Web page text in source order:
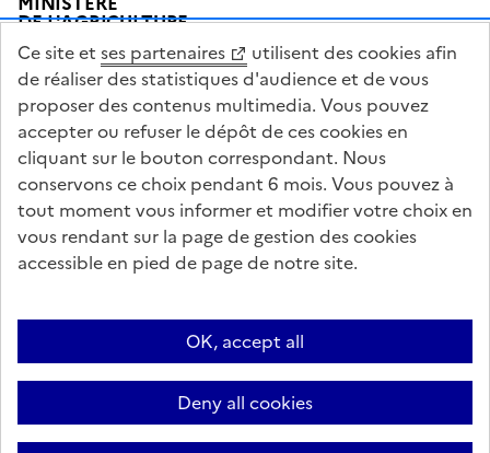
DE L'AGRICULTURE
DE L'AGRO-ALIMENTAIRE
ET DE LA SOUVERAINETÉ
ALIMENTAIRE
legifrance.gouv.fr
info.gouv.fr
service-public.gouv.fr
data.gouv.fr
Questions fréquentes / Contacts
Informations publiques
Mentions légales
Archives presse English contents
Cookies
Paramètres d'affichage
Ce site et ses partenaires
utilisent des cookies afin
de réaliser des statistiques d'audience et de vous
proposer des contenus multimedia. Vous pouvez
accepter ou refuser le dépôt de ces cookies en
cliquant sur le bouton correspondant. Nous
conservons ce choix pendant 6 mois. Vous pouvez à
tout moment vous informer et modifier votre choix en
vous rendant sur la page de gestion des cookies
accessible en pied de page de notre site.
OK, accept all
Deny all cookies